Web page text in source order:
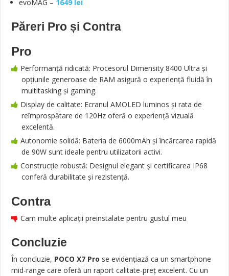
evoMAG – 1649 lei
Păreri Pro și Contra
Pro
Performanță ridicată: Procesorul Dimensity 8400 Ultra și
opțiunile generoase de RAM asigură o experiență fluidă în
multitasking și gaming.
Display de calitate: Ecranul AMOLED luminos și rata de
reîmprospătare de 120Hz oferă o experiență vizuală
excelentă.
Autonomie solidă: Bateria de 6000mAh și încărcarea rapidă
de 90W sunt ideale pentru utilizatorii activi.
Construcție robustă: Designul elegant și certificarea IP68
conferă durabilitate și rezistență.
Contra
Cam multe aplicații preinstalate pentru gustul meu
Concluzie
În concluzie, POCO X7 Pro se evidențiază ca un smartphone
mid-range care oferă un raport calitate-preț excelent. Cu un